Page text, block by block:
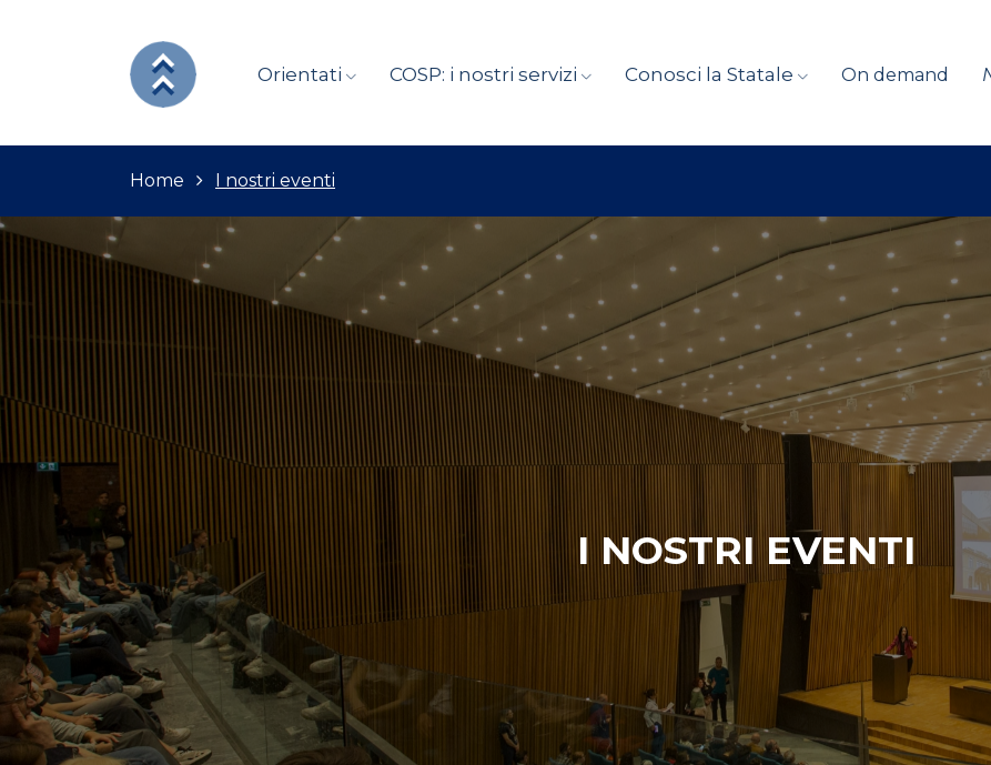
Orientati COSP: i nostri servizi Conosci la Statale On demand
Home I nostri eventi
I NOSTRI EVENTI